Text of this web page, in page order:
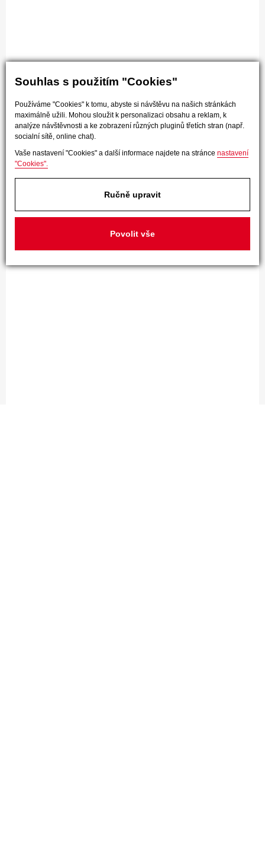
Souhlas s použitím "Cookies"
Používáme "Cookies" k tomu, abyste si návštěvu na našich stránkách
maximálně užili. Mohou sloužit k personalizaci obsahu a reklam, k
analýze návštěvnosti a ke zobrazení různých pluginů třetích stran (např.
socialní sítě, online chat).
Vaše nastavení "Cookies" a další informace najdete na stránce nastavení
"Cookies".
Ručně upravit
Povolit vše